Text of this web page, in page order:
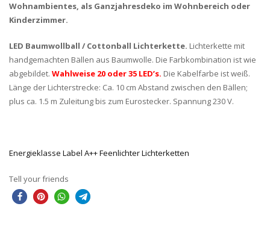
Wohnambientes, als Ganzjahresdeko im Wohnbereich oder
Kinderzimmer.
LED Baumwollball / Cottonball Lichterkette. Lichterkette mit
handgemachten Bällen aus Baumwolle. Die Farbkombination ist wie
abgebildet. Wahlweise 20 oder 35 LED’s. Die Kabelfarbe ist weiß.
Länge der Lichterstrecke: Ca. 10 cm Abstand zwischen den Bällen;
plus ca. 1.5 m Zuleitung bis zum Eurostecker. Spannung 230 V.
Energieklasse Label A++ Feenlichter Lichterketten
Tell your friends